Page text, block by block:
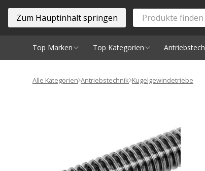
Zum Hauptinhalt springen
Top Marken Top Kategorien
Alle Kategorien Antriebstechnik Kugelgewindetriebe